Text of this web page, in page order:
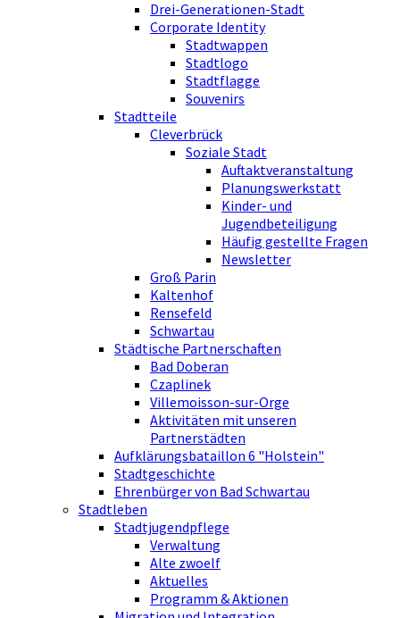
Drei-Generationen-Stadt
Corporate Identity
Stadtwappen
Stadtlogo
Stadtflagge
Souvenirs
Stadtteile
Cleverbrück
Soziale Stadt
Auftaktveranstaltung
Planungswerkstatt
Kinder- und
Jugendbeteiligung
Häufig gestellte Fragen
Newsletter
Groß Parin
Kaltenhof
Rensefeld
Schwartau
Städtische Partnerschaften
Bad Doberan
Czaplinek
Villemoisson-sur-Orge
Aktivitäten mit unseren
Partnerstädten
Aufklärungsbataillon 6 "Holstein"
Stadtgeschichte
Ehrenbürger von Bad Schwartau
Stadtleben
Stadtjugendpflege
Verwaltung
Alte zwoelf
Aktuelles
Programm & Aktionen